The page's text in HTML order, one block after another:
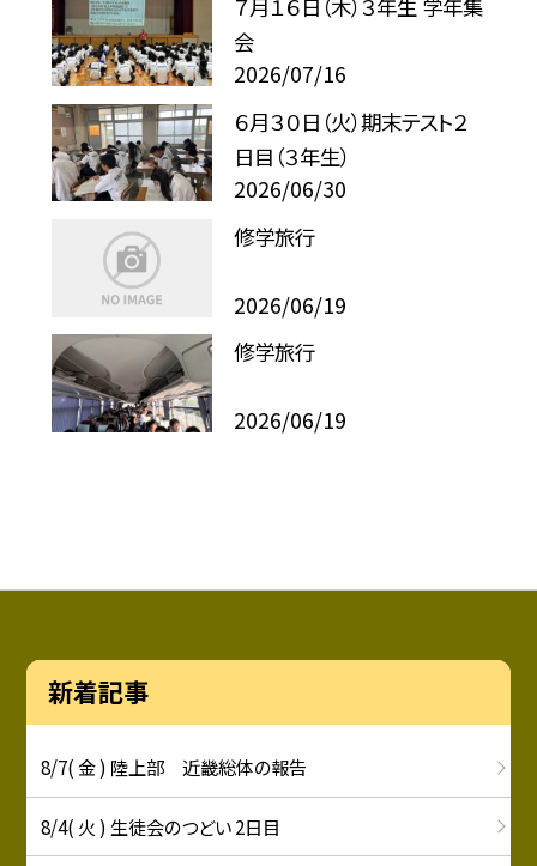
７月１６日（木）３年生 学年集
会
2026/07/16
６月３０日（火）期末テスト２
日目（３年生）
2026/06/30
修学旅行
2026/06/19
修学旅行
2026/06/19
新着記事
8/7( 金 ) 陸上部 近畿総体の報告
8/4( 火 ) 生徒会のつどい 2日目